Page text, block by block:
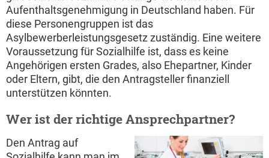
Aufenthaltsgenehmigung in Deutschland haben. Für
diese Personengruppen ist das
Asylbewerberleistungsgesetz zuständig. Eine weitere
Voraussetzung für Sozialhilfe ist, dass es keine
Angehörigen ersten Grades, also Ehepartner, Kinder
oder Eltern, gibt, die den Antragsteller finanziell
unterstützen könnten.
Wer ist der richtige Ansprechpartner?
Den Antrag auf